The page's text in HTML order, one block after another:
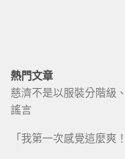
熱門文章
慈濟不是以服裝分階級
謠言
「我第一次感覺這麼爽